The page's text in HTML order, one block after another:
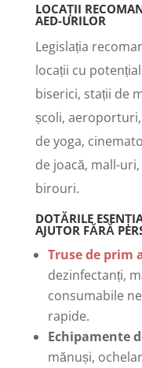
LOCAȚII
AED-URILOR
Legislația
locații cu
biserici, stații de
școli,
de yoga,
de joacă, mall-
birouri.
DOTĂRILE
AJUTOR FĂRĂ
Truse de prim
dezinfectanți,
consumabile
rapide.
Echipamente
mănuși,